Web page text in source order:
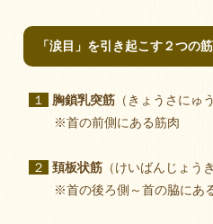
「涙目」を引き起こす２つの
１ 胸鎖乳突筋（きょうさにゅ
※首の前側にある筋肉
２ 頚板状筋（けいばんじょうき
※首の後ろ側～首の脇にあ